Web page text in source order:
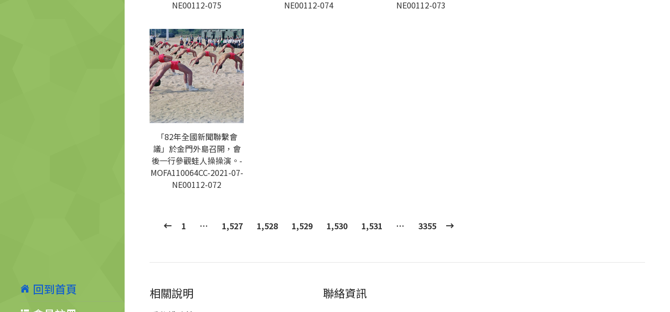
回到首頁
NE00112-075
NE00112-074
NE00112-073
「82年全國新聞聯繫會
議」於金門外島召開，會
後一行參觀蛙人操操演。-
MOFA110064CC-2021-07-
NE00112-072
1 … 1,527 1,528 1,529 1,530 1,531 … 3355
相關說明 聯絡資訊